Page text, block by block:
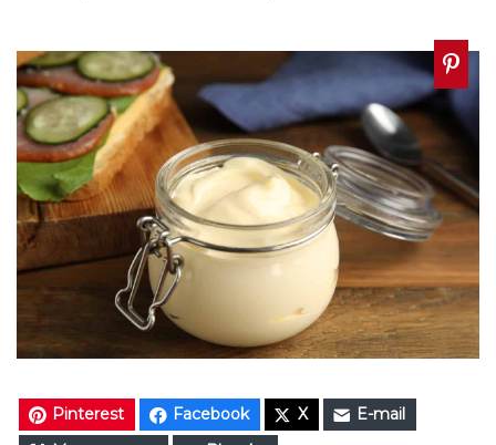
Pinterest Facebook X
E-mail